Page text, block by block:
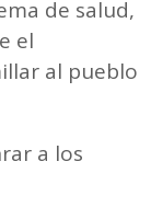
de salud,
el
al pueblo
a los